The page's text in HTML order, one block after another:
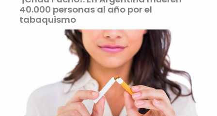
40.000 personas al año por el
tabaquismo